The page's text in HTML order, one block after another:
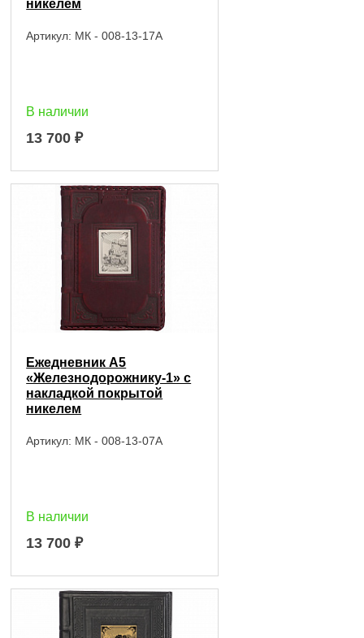
никелем
Артикул: МК - 008-13-17А
В наличии
13 700 ₽
Ежедневник А5
«Железнодорожнику-1» с
накладкой покрытой
никелем
Артикул: МК - 008-13-07А
В наличии
13 700 ₽